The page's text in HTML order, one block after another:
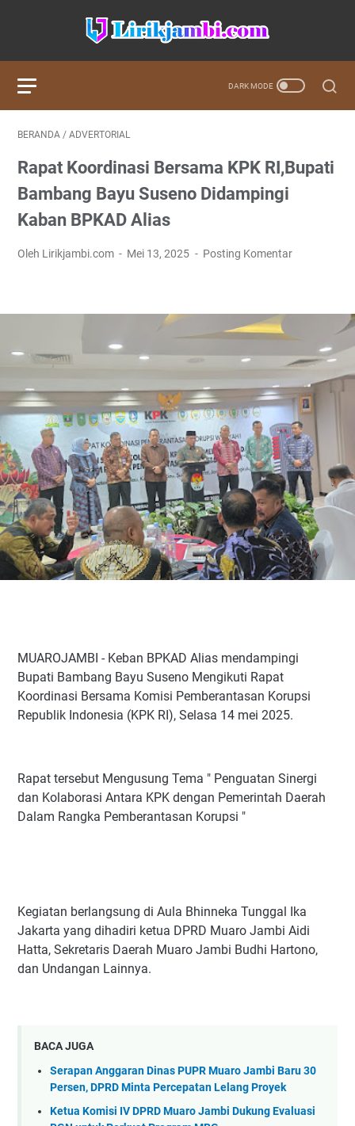
BERANDA / ADVERTORIAL
‎Rapat Koordinasi Bersama KPK RI,Bupati
Bambang Bayu Suseno Didampingi
Kaban BPKAD Alias
Oleh Lirikjambi.com Mei 13, 2025 Posting Komentar
‎MUAROJAMBI - Keban BPKAD Alias mendampingi
Bupati Bambang Bayu Suseno Mengikuti Rapat
Koordinasi Bersama Komisi Pemberantasan Korupsi
Republik Indonesia (KPK RI), Selasa 14 mei 2025.
‎Rapat tersebut Mengusung Tema " Penguatan Sinergi
dan Kolaborasi Antara KPK dengan Pemerintah Daerah
Dalam Rangka Pemberantasan Korupsi "
‎Kegiatan berlangsung di Aula Bhinneka Tunggal Ika
Jakarta yang dihadiri ketua DPRD Muaro Jambi Aidi
Hatta, Sekretaris Daerah Muaro Jambi Budhi Hartono,
dan Undangan Lainnya.
BACA JUGA
Serapan Anggaran Dinas PUPR Muaro Jambi Baru 30
Persen, DPRD Minta Percepatan Lelang Proyek
Ketua Komisi IV DPRD Muaro Jambi Dukung Evaluasi